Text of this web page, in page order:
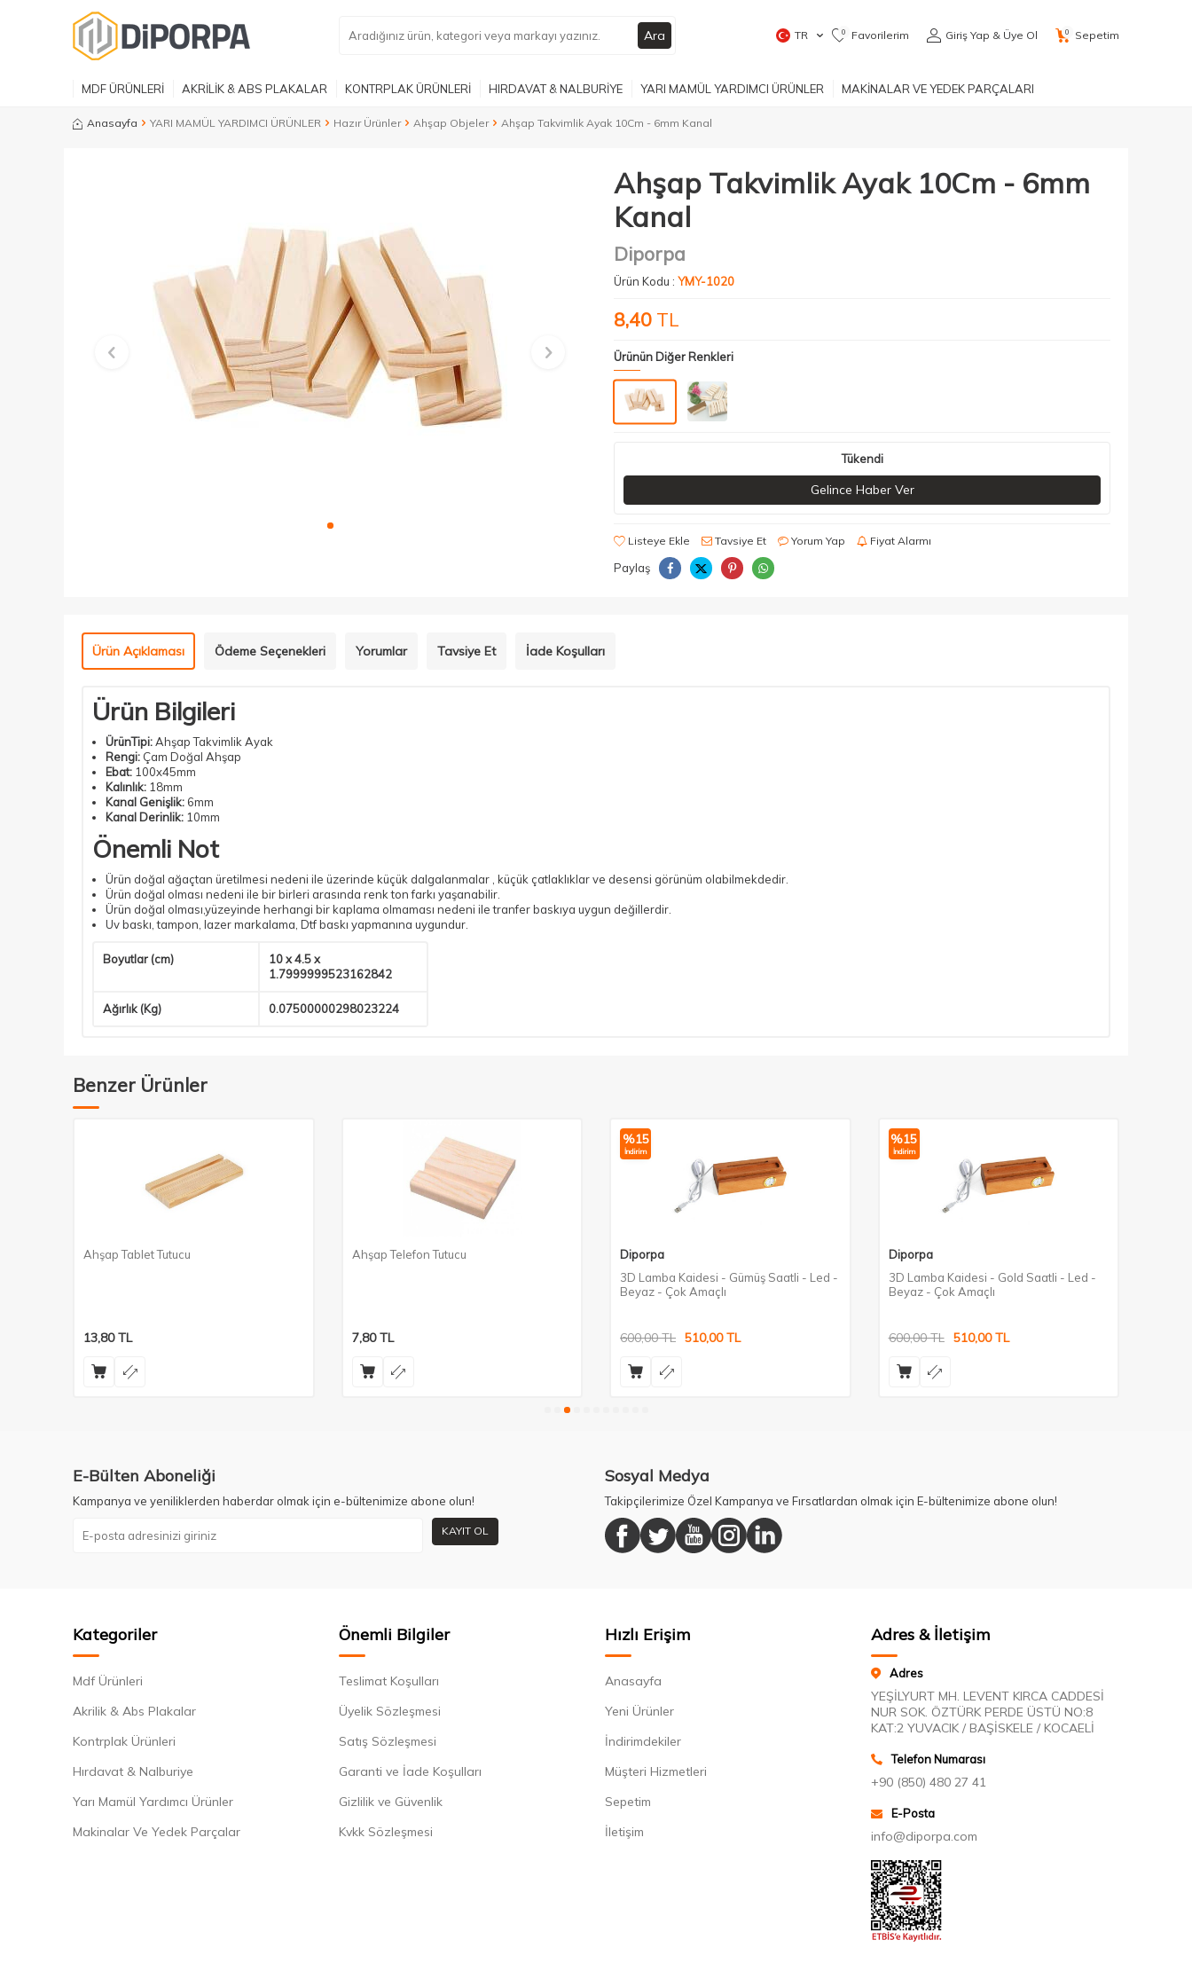
Ara TR 0 Favorilerim Giriş Yap & Üye Ol 0 Sepetim
MDF ÜRÜNLERİ AKRİLİK & ABS PLAKALAR KONTRPLAK ÜRÜNLERİ HIRDAVAT & NALBURİYE YARI MAMÜL YARDIMCI ÜRÜNLER MAKİNALAR VE YEDEK PARÇALARI
Anasayfa YARI MAMÜL YARDIMCI ÜRÜNLER Hazır Ürünler Ahşap Objeler Ahşap Takvimlik Ayak 10Cm - 6mm Kanal
Ahşap Takvimlik Ayak 10Cm - 6mm
Kanal
Diporpa
Ürün Kodu : YMY-1020
8,40 TL
Ürünün Diğer Renkleri
Tükendi
Gelince Haber Ver
Listeye Ekle Tavsiye Et Yorum Yap Fiyat Alarmı
Paylaş
Ürün Açıklaması Ödeme Seçenekleri Yorumlar Tavsiye Et İade Koşulları
Ürün Bilgileri
ÜrünTipi:Ahşap Takvimlik Ayak
Rengi: Çam Doğal Ahşap
Ebat: 100x45mm
Kalınlık: 18mm
Kanal Genişlik: 6mm
Kanal Derinlik: 10mm
Önemli Not
Ürün doğal ağaçtan üretilmesi nedeni ile üzerinde küçük dalgalanmalar , küçük çatlaklıklar ve desensi görünüm olabilmekdedir.
Ürün doğal olması nedeni ile bir birleri arasında renk ton farkı yaşanabilir.
Ürün doğal olması,yüzeyinde herhangi bir kaplama olmaması nedeni ile tranfer baskıya uygun değillerdir.
Uv baskı, tampon, lazer markalama, Dtf baskı yapmanına uygundur.
Boyutlar (cm)
10 x 4.5 x
1.7999999523162842
Ağırlık (Kg) 0.07500000298023224
Benzer Ürünler
Ahşap Tablet Tutucu
13,80TL
Ahşap Telefon Tutucu
7,80TL
%15
İndirim
Diporpa
3D Lamba Kaidesi - Gümüş Saatli - Led -
Beyaz - Çok Amaçlı
600,00TL 510,00TL
%15
İndirim
Diporpa
3D Lamba Kaidesi - Gold Saatli - Led -
Beyaz - Çok Amaçlı
600,00TL 510,00TL
E-Bülten Aboneliği
Kampanya ve yeniliklerden haberdar olmak için e-bültenimize abone olun!
KAYIT OL
Sosyal Medya
Takipçilerimize Özel Kampanya ve Fırsatlardan olmak için E-bültenimize abone olun!
Kategoriler
Mdf Ürünleri
Akrilik & Abs Plakalar
Kontrplak Ürünleri
Hırdavat & Nalburiye
Yarı Mamül Yardımcı Ürünler
Makinalar Ve Yedek Parçalar
Önemli Bilgiler
Teslimat Koşulları
Üyelik Sözleşmesi
Satış Sözleşmesi
Garanti ve İade Koşulları
Gizlilik ve Güvenlik
Kvkk Sözleşmesi
Hızlı Erişim
Anasayfa
Yeni Ürünler
İndirimdekiler
Müşteri Hizmetleri
Sepetim
İletişim
Adres & İletişim
Adres
YEŞİLYURT MH. LEVENT KIRCA CADDESİ
NUR SOK. ÖZTÜRK PERDE ÜSTÜ NO:8
KAT:2 YUVACIK / BAŞİSKELE / KOCAELİ
Telefon Numarası
+90 (850) 480 27 41
E-Posta
info@diporpa.com